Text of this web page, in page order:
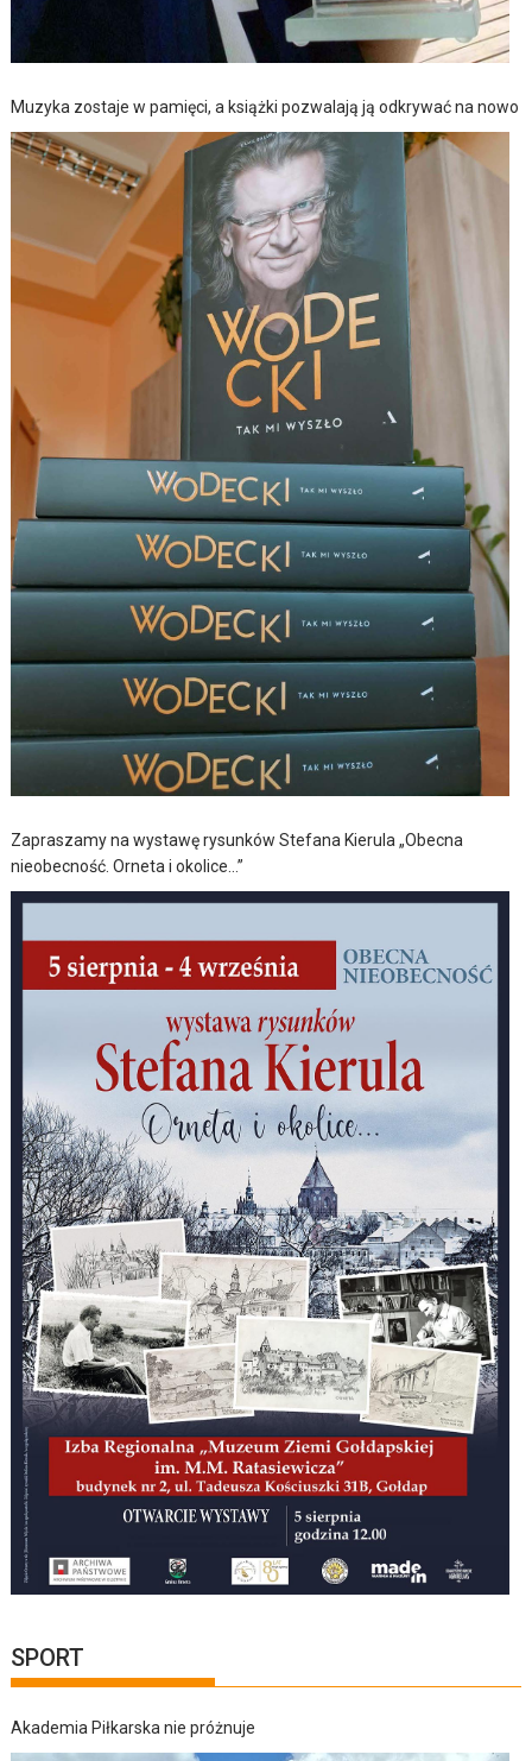
Muzyka zostaje w pamięci, a książki pozwalają ją odkrywać na nowo
Zapraszamy na wystawę rysunków Stefana Kierula „Obecna
nieobecność. Orneta i okolice…”
SPORT
Akademia Piłkarska nie próżnuje